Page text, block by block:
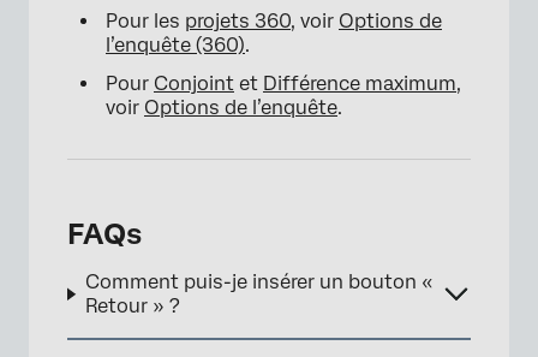
Pour les projets 360, voir Options de
l’enquête (360).
Pour Conjoint et Différence maximum,
voir Options de l’enquête.
FAQs
Comment puis-je insérer un bouton «
Retour » ?